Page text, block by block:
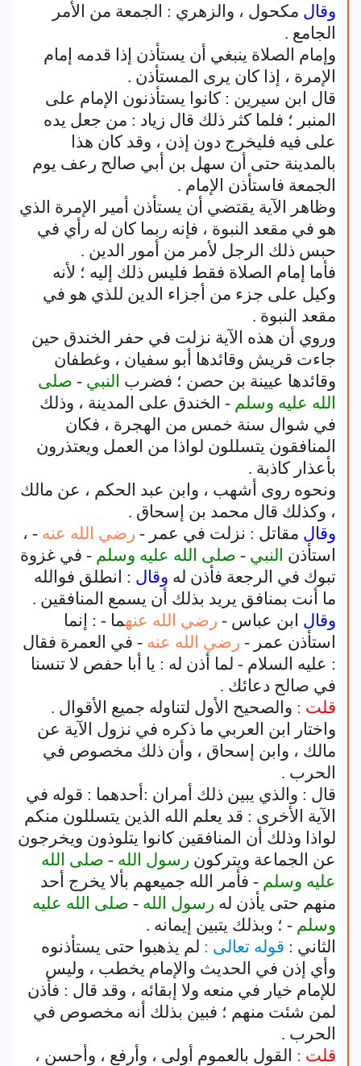
وقال مكحول ، والزهري : الجمعة من الأمر
الجامع .
وإمام الصلاة ينبغي أن يستأذن إذا قدمه إمام
الإمرة ، إذا كان يرى المستأذن .
قال ابن سيرين : كانوا يستأذنون الإمام على
المنبر ؛ فلما كثر ذلك قال زياد : من جعل يده
على فيه فليخرج دون إذن ، وقد كان هذا
بالمدينة حتى أن سهل بن أبي صالح رعف يوم
الجمعة فاستأذن الإمام .
وظاهر الآية يقتضي أن يستأذن أمير الإمرة الذي
هو في مقعد النبوة ، فإنه ربما كان له رأي في
حبس ذلك الرجل لأمر من أمور الدين .
فأما إمام الصلاة فقط فليس ذلك إليه ؛ لأنه
وكيل على جزء من أجزاء الدين للذي هو في
مقعد النبوة .
وروي أن هذه الآية نزلت في حفر الخندق حين
جاءت قريش وقائدها أبو سفيان ، وغطفان
وقائدها عيينة بن حصن ؛ فضرب النبي - صلى
الله عليه وسلم - الخندق على المدينة ، وذلك
في شوال سنة خمس من الهجرة ، فكان
المنافقون يتسللون لواذا من العمل ويعتذرون
بأعذار كاذبة .
ونحوه روى أشهب ، وابن عبد الحكم ، عن مالك
، وكذلك قال محمد بن إسحاق .
وقال مقاتل : نزلت في عمر - رضي الله عنه - ،
استأذن النبي - صلى الله عليه وسلم - في غزوة
تبوك في الرجعة فأذن له وقال : انطلق فوالله
ما أنت بمنافق يريد بذلك أن يسمع المنافقين .
وقال ابن عباس - رضي الله عنهما - : إنما
استأذن عمر - رضي الله عنه - في العمرة فقال
: عليه السلام - لما أذن له : يا أبا حفص لا تنسنا
في صالح دعائك .
قلت : والصحيح الأول لتناوله جميع الأقوال .
واختار ابن العربي ما ذكره في نزول الآية عن
مالك ، وابن إسحاق ، وأن ذلك مخصوص في
الحرب .
قال : والذي يبين ذلك أمران :أحدهما : قوله في
الآية الأخرى : قد يعلم الله الذين يتسللون منكم
لواذا وذلك أن المنافقين كانوا يتلوذون ويخرجون
عن الجماعة ويتركون رسول الله - صلى الله
عليه وسلم - فأمر الله جميعهم بألا يخرج أحد
منهم حتى يأذن له رسول الله - صلى الله عليه
وسلم - ؛ وبذلك يتبين إيمانه .
الثاني : قوله تعالى : لم يذهبوا حتى يستأذنوه
وأي إذن في الحديث والإمام يخطب ، وليس
للإمام خيار في منعه ولا إبقائه ، وقد قال : فأذن
لمن شئت منهم ؛ فبين بذلك أنه مخصوص في
الحرب .
قلت : القول بالعموم أولى ، وأرفع ، وأحسن ،